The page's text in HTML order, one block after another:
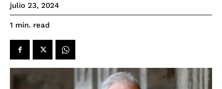
julio 23, 2024
1 min. read